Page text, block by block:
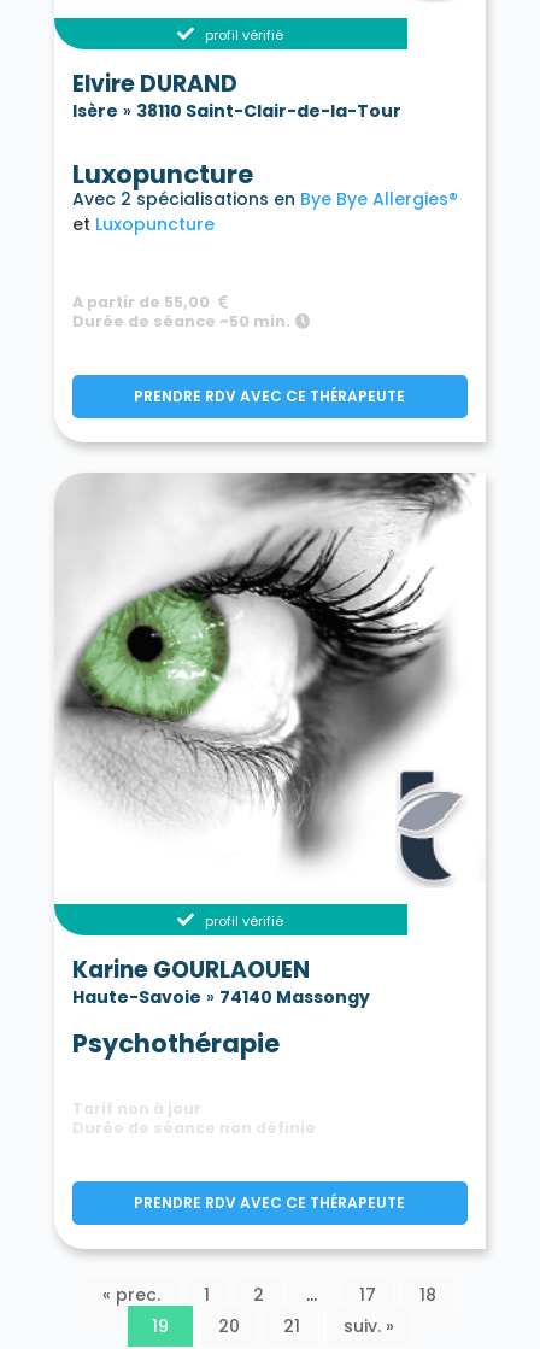
profil vérifié
Elvire DURAND
Isère » 38110 Saint-Clair-de-la-Tour
Luxopuncture
Avec 2 spécialisations en Bye Bye Allergies®
Luxopuncture
A partir de 55,00
Durée de séance ~50 min.
PRENDRE RDV AVEC CE THÉRAPEUTE
profil vérifié
Karine GOURLAOUEN
Haute-Savoie » 74140 Massongy
Psychothérapie
Tarif non à jour
Durée de séance non définie
PRENDRE RDV AVEC CE THÉRAPEUTE
« prec. 1 2 … 17
18
19
20 21 suiv. »